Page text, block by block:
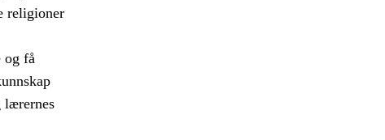
religioner
og få
lærernes